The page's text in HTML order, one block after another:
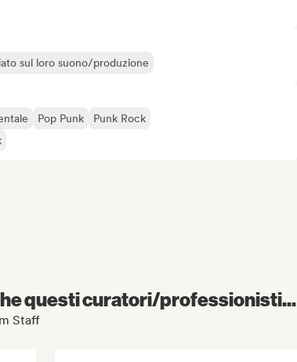
sul loro suono/produzione
Pop Punk
Punk Rock
questi curatori/professionisti...
Staff